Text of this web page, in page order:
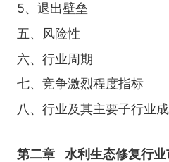
5、退出壁垒
五、风险性
六、行业周期
七、竞争激烈程度指标
八、行业及其主要子行业
第二章
水利生态修复行